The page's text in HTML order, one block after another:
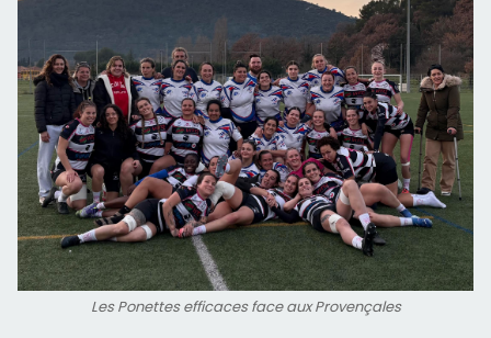
Les Ponettes efficaces face aux Provençales